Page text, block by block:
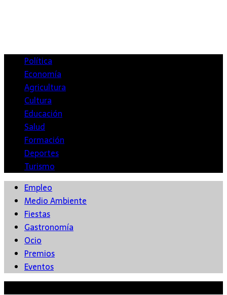
Política
Economía
Agricultura
Cultura
Educación
Salud
Formación
Deportes
Turismo
Empleo
Medio Ambiente
Fiestas
Gastronomía
Ocio
Premios
Eventos